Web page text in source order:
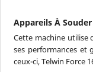
Appareils À Souder
Cette machine utilise
ses performances et
ceux-ci, Telwin Force